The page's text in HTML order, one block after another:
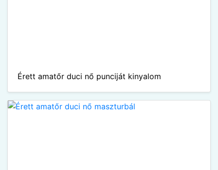
Érett amatőr duci nő punciját kinyalom